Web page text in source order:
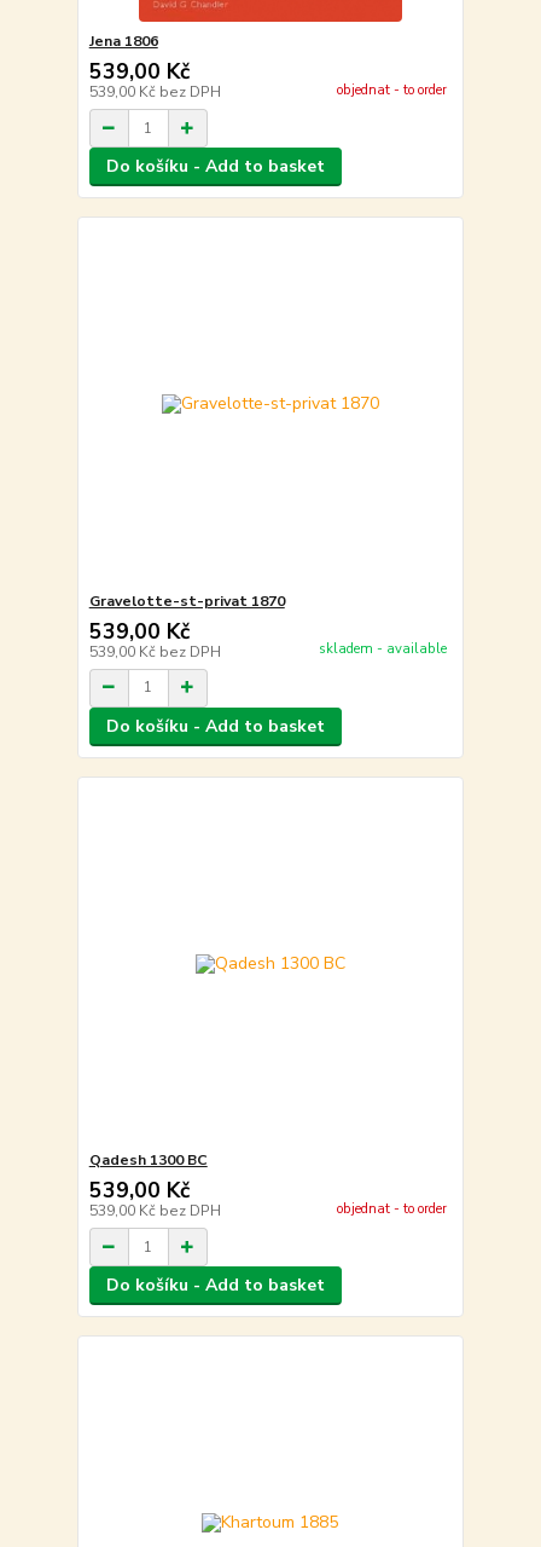
Jena 1806
539,00 Kč
539,00 Kč bez DPH objednat - to order
Do košíku - Add to basket
Gravelotte-st-privat 1870
539,00 Kč
539,00 Kč bez DPH skladem - available
Do košíku - Add to basket
Qadesh 1300 BC
539,00 Kč
539,00 Kč bez DPH objednat - to order
Do košíku - Add to basket